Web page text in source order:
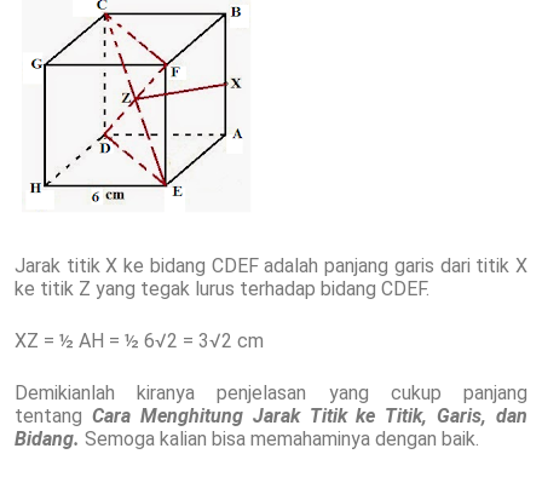
Jarak titik X ke bidang CDEF adalah panjang garis dari titik X
ke titik Z yang tegak lurus terhadap bidang CDEF.
XZ = ½ AH = ½ 6√2 = 3√2 cm
Demikianlah kiranya penjelasan yang cukup panjang
tentang Cara Menghitung Jarak Titik ke Titik, Garis, dan
Bidang. Semoga kalian bisa memahaminya dengan baik.